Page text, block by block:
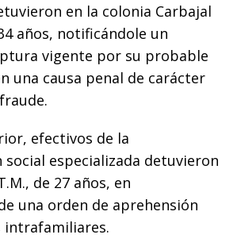
en la colonia Carbajal
años, notificándole un
vigente por su probable
una causa penal de carácter
efectivos de la
especializada detuvieron
de 27 años, en
una orden de aprehensión
intrafamiliares.